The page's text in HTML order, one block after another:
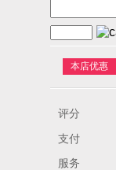
本店优惠
评分
支付
服务